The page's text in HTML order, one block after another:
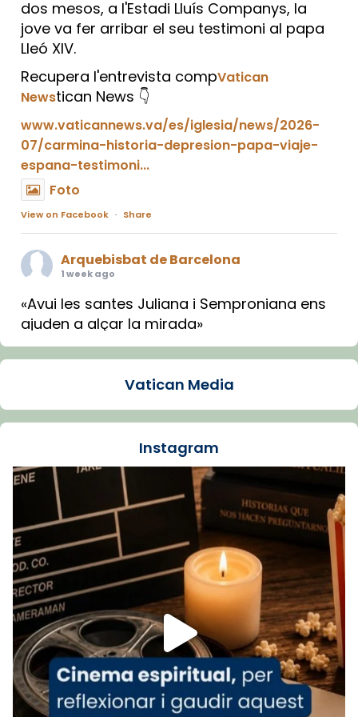
dos mesos, a l'Estadi Lluís Companys, la
jove va fer arribar el seu testimoni al papa
Lleó XIV.
Recupera l'entrevista compVatican
Newstican News 👇
www.vaticannews.va/es/iglesia/news/2026-
07/carmina-historia-depresion-papa-viaje-
espana-testimoni...
Foto
View on Facebook · Share
Arquebisbat de Barcelona
1 week ago
«Avui les santes Juliana i Semproniana ens
ajuden a alçar la mirada»
Mons. Sergi Gordo, bisbe de Tortosa, ha
Santes de Mataró.
🔗tinyurl.com/cvu5jmbk
Foto
View on Facebook Share
Arquebisbat de Barcelonais at Catedral
de Barcelona.
1 week ago
Aquest dilluns, 27 de juliol, ha tingut lloc la
missa d’acció de gràcies en agraïment al
comitè organitzador de la visita apostòlica
del Sant Pare Lleó XIV a Barcelona, i als
col·laboradors, a la Catedral de Barcelona.
L’arquebisbe de Barcelona, el cardenal Joan
Vatican Media
Instagram